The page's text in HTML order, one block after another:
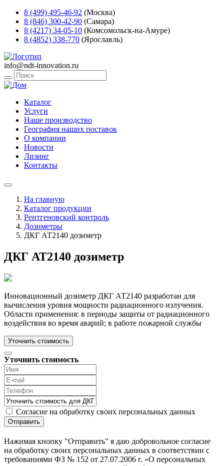
8 (499) 495-46-92 (Москва)
8 (846) 300-42-90 (Самара)
8 (4217) 34-05-10 (Комсомольск-на-Амуре)
8 (4852) 338-770 (Ярославль)
info@ndt-innovation.ru
Каталог
Услуги
Наше производство
География наших поставок
О компании
Новости
Лизинг
Контакты
На главную
Каталог продукции
Рентгеновский контроль
Дозиметры
ДКГ АТ2140 дозиметр
ДКГ АТ2140 дозиметр
Инновационный дозиметр ДКГ АТ2140 разработан для
вычисления уровня мощности радиационного излучения.
Области применения: в периоды защиты от радиационного
воздействия во время аварий; в работе пожарной службы
Уточнить стоимость
Уточнить стоимость
Согласие на обработку своих персональных данных
Отправить
Нажимая кнопку "Отправить" я даю добровольное согласие
на обработку своих персональных данных в соответствии с
требованиями ФЗ № 152 от 27.07.2006 г. «О персональных